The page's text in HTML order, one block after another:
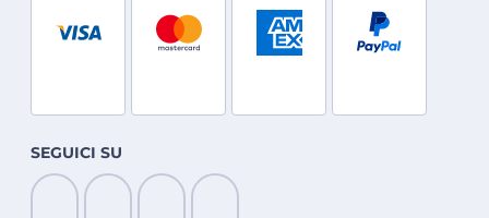
SEGUICI SU